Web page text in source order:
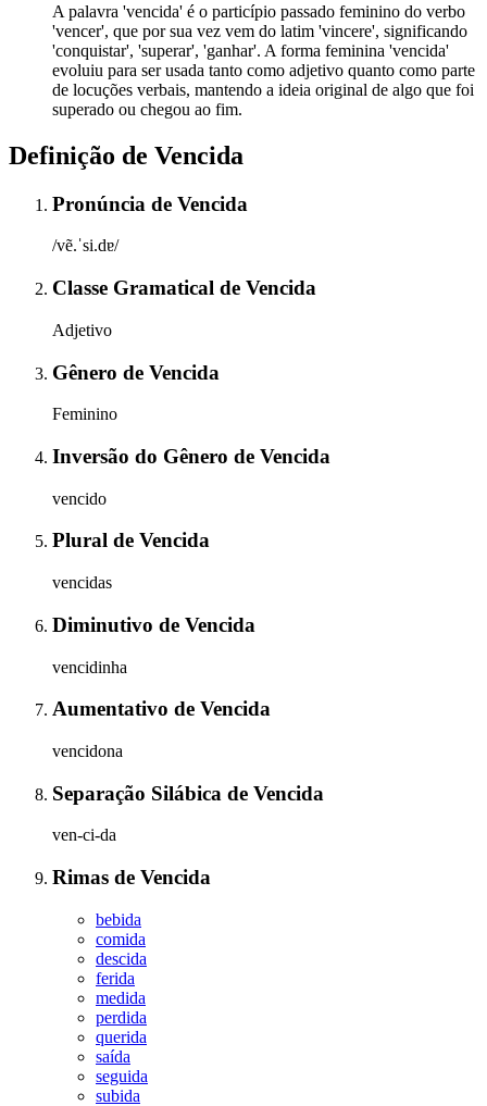
A palavra 'vencida' é o particípio passado feminino do verbo
'vencer', que por sua vez vem do latim 'vincere', significando
'conquistar', 'superar', 'ganhar'. A forma feminina 'vencida'
evoluiu para ser usada tanto como adjetivo quanto como parte
de locuções verbais, mantendo a ideia original de algo que foi
superado ou chegou ao fim.
Definição de Vencida
Pronúncia de Vencida
/vẽ.ˈsi.dɐ/
Classe Gramatical de Vencida
Adjetivo
Gênero de Vencida
Feminino
Inversão do Gênero de Vencida
vencido
Plural de Vencida
vencidas
Diminutivo de Vencida
vencidinha
Aumentativo de Vencida
vencidona
Separação Silábica de Vencida
ven-ci-da
Rimas de Vencida
bebida
comida
descida
ferida
medida
perdida
querida
saída
seguida
subida